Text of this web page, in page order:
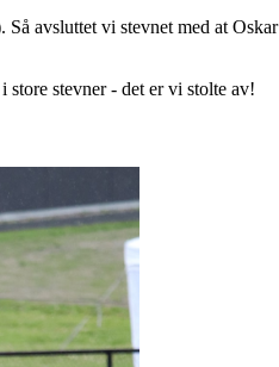
avsluttet vi stevnet med at Oskar
store stevner - det er vi stolte av!